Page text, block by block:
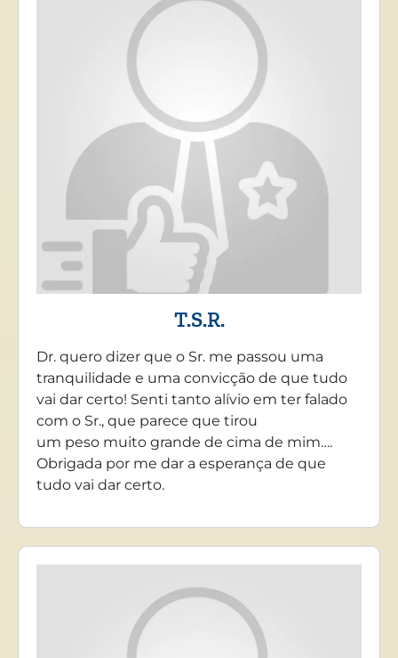
T.S.R.
Dr. quero dizer que o Sr. me passou uma
tranquilidade e uma convicção de que tudo
vai dar certo! Senti tanto alívio em ter falado
com o Sr., que parece que tirou
um peso muito grande de cima de mim….
Obrigada por me dar a esperança de que
tudo vai dar certo.